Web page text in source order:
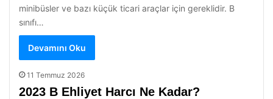
minibüsler ve bazı küçük ticari araçlar için gereklidir. B
sınıfı…
Devamını Oku
11 Temmuz 2026
2023 B Ehliyet Harcı Ne Kadar?